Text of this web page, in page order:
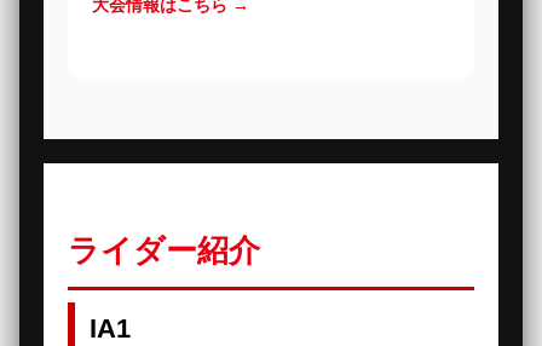
大会情報はこちら →
ライダー紹介
IA1